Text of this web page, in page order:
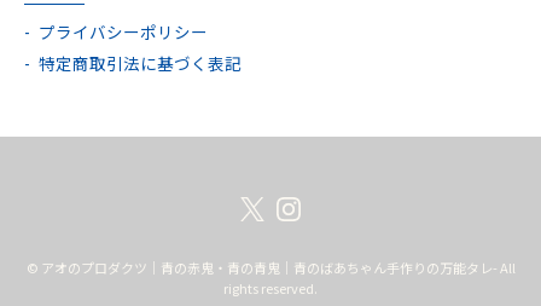
プライバシーポリシー
特定商取引法に基づく表記
© アオのプロダクツ｜青の赤鬼・青の青鬼｜青のばあちゃん手作りの万能タレ- All
rights reserved.